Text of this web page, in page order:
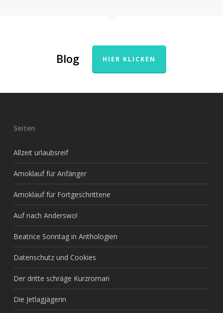
Blog HIER KLICKEN
Seiten
Allzeit urlaubsreif
Amoklauf für Anfänger
Amoklauf für Fortgeschrittene
Auf nach Anderswo!
Beatrice Sonntag in Anthologien
Datenschutz und Cookies
Der dritte schräge Kurzroman
Die Jetlagjägerin